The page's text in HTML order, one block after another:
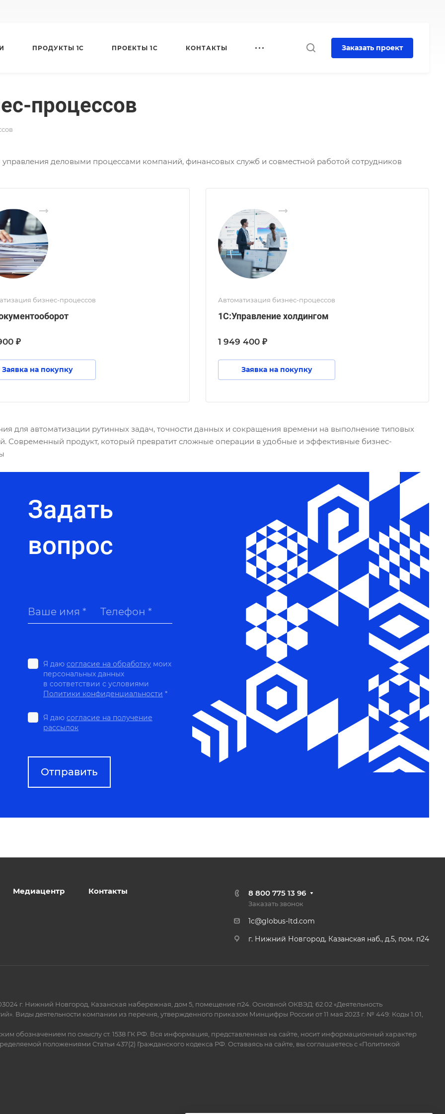
ПРОДУКТЫ 1С ПРОЕКТЫ 1С КОНТАКТЫ Заказать проект
процессов
деловыми процессами компаний, финансовых служб и совместной работой сотрудников
бизнес-процессов
₽
Заявка на покупку
Автоматизация бизнес-процессов
1С:Управление холдингом
1 949 400 ₽
Заявка на покупку
для автоматизации рутинных задач, точности данных и сокращения времени на выполнение типовых
Современный продукт, который превратит сложные операции в удобные и эффективные бизнес-
Задать
вопрос
Ваше имя * Телефон *
Я даю согласие на обработку моих
персональных данных
в соответствии с условиями
Политики конфиденциальности *
Я даю согласие на получение
рассылок
Медиацентр Контакты 8 800 775 13 96
Заказать звонок
1c@globus-ltd.com
г. Нижний Новгород, Казанская наб., д.5, пом. п24
г. Нижний Новгород, Казанская набережная, дом 5, помещение п24. Основной ОКВЭД: 62.02 «Деятельность
Виды деятельности компании из перечня, утвержденного приказом Минцифры России от 11 мая 2023 г. № 449: Коды 1.01,
обозначением по смыслу ст. 1538 ГК РФ. Вся информация, представленная на сайте, носит информационный характер
положениями Статьи 437(2) Гражданского кодекса РФ. Оставаясь на сайте, вы соглашаетесь с «Политикой